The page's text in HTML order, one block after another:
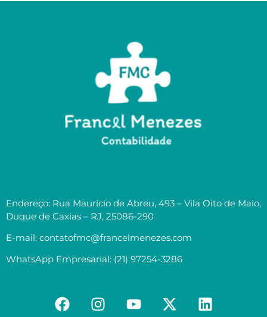
Endereço: Rua Maurício de Abreu, 493 – Vila Oito de Maio,
Duque de Caxias – RJ, 25086-290
E-mail: contatofmc@francelmenezes.com
WhatsApp Empresarial: (21) 97254-3286